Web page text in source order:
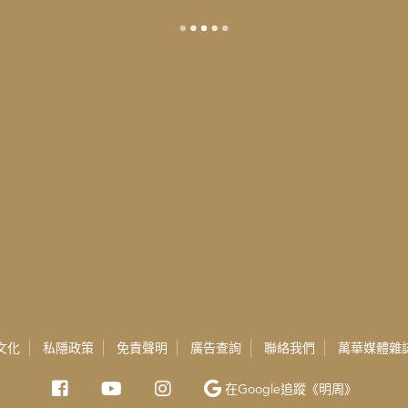
化 私隱政策 免責聲明 廣告查詢 聯絡我們 萬華媒體雜
在Google追蹤《明周》